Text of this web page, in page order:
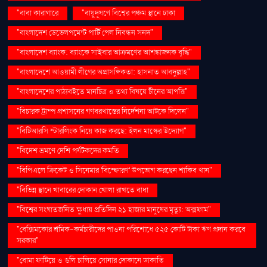
"বাবা কারাগারে
"বায়ুদূষণে বিশ্বের পঞ্চম স্থানে ঢাকা
"বাংলাদেশ ডেভেলপমেন্ট পার্টি পেল নিবন্ধন সনদ"
"বাংলাদেশ ব্যাংক: ব্যাংকে সাইবার আক্রমণের আশঙ্কাজনক বৃদ্ধি"
"বাংলাদেশে আওয়ামী লীগের অপ্রাসঙ্গিকতা: হাসনাত আবদুল্লাহ"
"বাংলাদেশের পাঠ্যবইতে মানচিত্র ও তথ্য বিষয়ে চীনের আপত্তি"
"বিচারক ট্রাম্প প্রশাসনের গণবরখাস্তের নির্দেশনা আটকে দিলেন"
"বিটিআরসি স্টারলিংক নিয়ে কাজ করছে: ইলন মাস্কের উদ্যোগ"
"বিদেশ ভ্রমণে দেশি পর্যটকদের কমতি
"বিপিএলে ক্রিকেট ও সিনেমার 'বিস্ফোরণ' উপভোগ করছেন শাকিব খান"
"বিভিন্ন স্থানে খাবারের দোকান খোলা রাখতে বাধা
"বিশ্বের সংঘাতজনিত ক্ষুধায় প্রতিদিন ২১ হাজার মানুষের মৃত্যু: অক্সফাম"
"বেক্সিমকোর শ্রমিক-কর্মচারীদের পাওনা পরিশোধে ৫২৫ কোটি টাকা ঋণ প্রদান করবে
সরকার"
"বোমা ফাটিয়ে ও গুলি চালিয়ে সোনার দোকানে ডাকাতি